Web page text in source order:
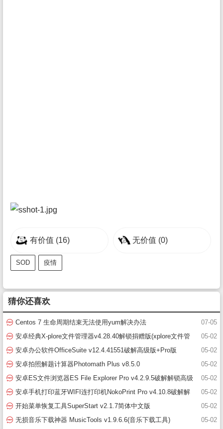
有价值 (16) 无价值 (0)
SOD 疫情
猜你还喜欢
07-05
Centos 7 生命周期结束无法使用yum解决办法
05-02
安卓经典X-plore文件管理器v4.28.40解锁捐赠版(xplore文件管
理器破解版)
05-02
安卓办公软件OfficeSuite v12.4.41551破解高级版+Pro版
05-02
安卓拍照解题计算器Photomath Plus v8.5.0
05-02
安卓ES文件浏览器ES File Explorer Pro v4.2.9.5破解解锁高级
版(es文件浏览器)
05-02
安卓手机打印蓝牙WIFI连打印机NokoPrint Pro v4.10.8破解解
锁高级版
05-02
开始菜单恢复工具SuperStart v2.1.7简体中文版
05-02
无损音乐下载神器 MusicTools v1.9.6.6(音乐下载工具)